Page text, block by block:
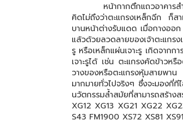
หน้ากากตึกแถวอาคารสำนักง
คิดไม่ถึงว่าตะแกรงเหล็กฉีก ก็ส
บานหน้าต่างรับแดด เมื่อกางออ
แล้วด้วยลวดลายของเจ้าตะแกร
รู หรือเหล็กแผ่นเจาะรู เกิดจากก
เจาะรูได้ เช่น ตะแกรงคัดข้าวห
วางของหรือตะแกรงหุ้มสายพา
มากมายทั่วไปจริงๆ ซึ่งจะมองกี่
นวัตกรรมล้ำสมัยที่สามารถสร้า
XG12 XG13 XG21 XG22
S43 FM1900 XS72 XS81